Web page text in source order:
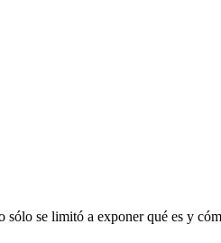
se limitó a exponer qué es y